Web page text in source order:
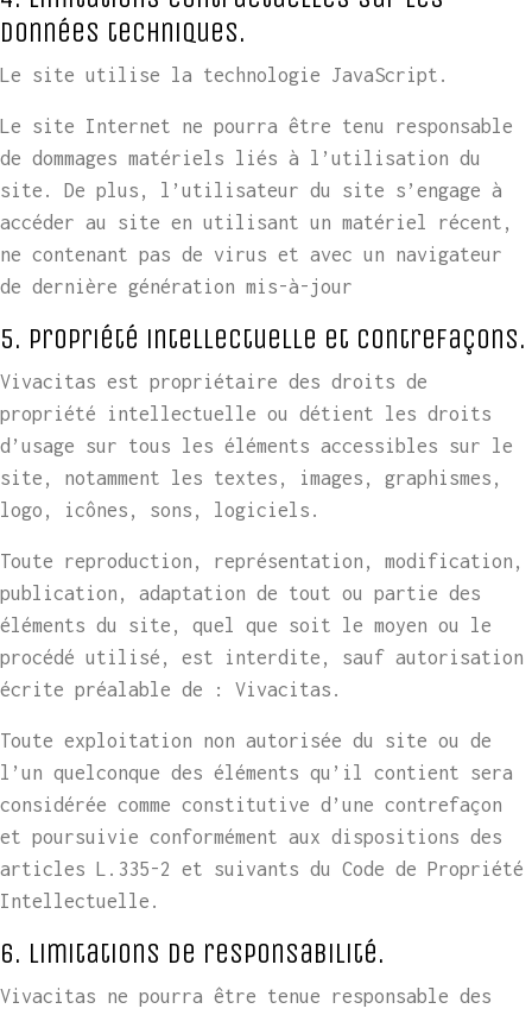
données techniques.
Le site utilise la technologie JavaScript.
Le site Internet ne pourra être tenu responsable
de dommages matériels liés à l’utilisation du
site. De plus, l’utilisateur du site s’engage à
accéder au site en utilisant un matériel récent,
ne contenant pas de virus et avec un navigateur
de dernière génération mis-à-jour
5. Propriété intellectuelle et contrefaçons.
Vivacitas est propriétaire des droits de
propriété intellectuelle ou détient les droits
d’usage sur tous les éléments accessibles sur le
site, notamment les textes, images, graphismes,
logo, icônes, sons, logiciels.
Toute reproduction, représentation, modification,
publication, adaptation de tout ou partie des
éléments du site, quel que soit le moyen ou le
procédé utilisé, est interdite, sauf autorisation
écrite préalable de : Vivacitas.
Toute exploitation non autorisée du site ou de
l’un quelconque des éléments qu’il contient sera
considérée comme constitutive d’une contrefaçon
et poursuivie conformément aux dispositions des
articles L.335-2 et suivants du Code de Propriété
Intellectuelle.
6. Limitations de responsabilité.
Vivacitas ne pourra être tenue responsable des